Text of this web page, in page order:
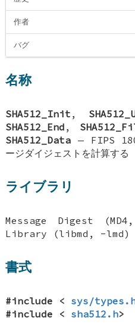
作者
バグ
名称
SHA512_Init ,
SHA512_End ,
SHA512_Data — FIPS
ージダイジェストを計算する
ライブラリ
Message Digest
Library (libmd, -lmd)
書式
#include < sys/
#include < sha512.h>